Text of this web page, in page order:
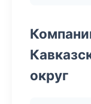
округ